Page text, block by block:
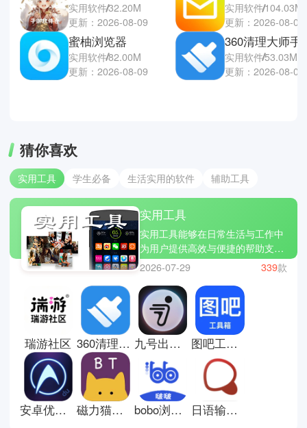
实用软件32.20M
更新：2026-08-09
蜜柚浏览器
实用软件82.00M
更新：2026-08-09
实用软件104.03M
更新：2026-08-08
360清理大师手
实用软件53.03M
更新：2026-08-08
猜你喜欢
实用工具 学生必备 生活实用的软件 辅助工具
实用工具
实用工具能够在日常生活与工作中
为用户提供高效与便捷的帮助支
持。在实际使用中，不同工具可以
组合使用来提升效率。你们可以通
过ES文件浏览器快速整理手机中
的文件、压缩包及应用资源，实现
高效分类与传输。有需要处理纸质
文档时，打开扫描全能王即可一键
拍照生成高清PDF，并自动进行文
字识别与排版。当手机设备运行变
慢时，借助360清理大师可以清理
缓存垃圾、释放存储空间并优化系
统性能。多种工具互相配合，基本
覆盖了从文件管理到办公处理再到
2026-07-29 339款
瑞游社区 360清理大师手机版 九号出行安卓版 图吧工具箱手机版
安卓优化大师手机版 磁力猫手机版 bobo浏览器海外版 日语输入法手机版